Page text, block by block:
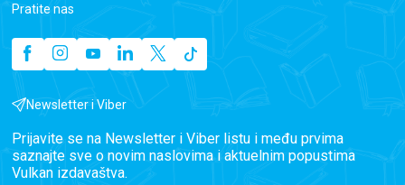
Pratite nas
Newsletter i Viber
Prijavite se na Newsletter i Viber listu i među prvima
saznajte sve o novim naslovima i aktuelnim popustima
Vulkan izdavaštva.